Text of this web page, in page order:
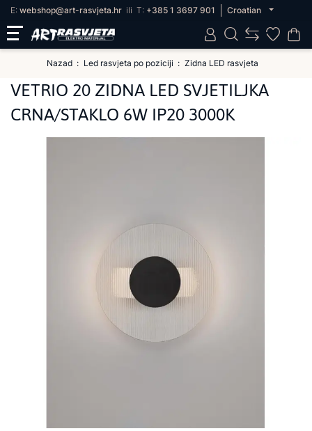
E: webshop@art-rasvjeta.hr ili T: +385 1 3697 901 Croatian
Nazad Led rasvjeta po poziciji Zidna LED rasvjeta
VETRIO 20 ZIDNA LED SVJETILJKA
CRNA/STAKLO 6W IP20 3000K